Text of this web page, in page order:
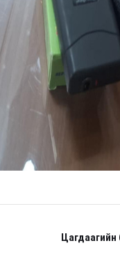
Цагдаагийн